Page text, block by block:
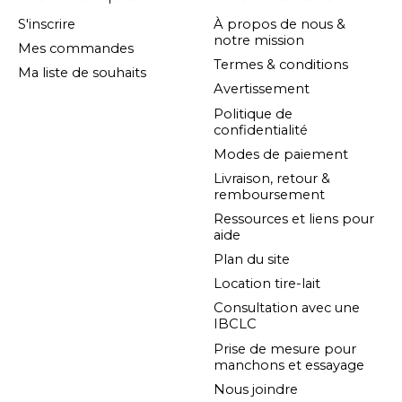
S'inscrire
Mes commandes
Ma liste de souhaits
À propos de nous &
notre mission
Termes & conditions
Avertissement
Politique de
confidentialité
Modes de paiement
Livraison, retour &
remboursement
Ressources et liens pour
aide
Plan du site
Location tire-lait
Consultation avec une
IBCLC
Prise de mesure pour
manchons et essayage
Nous joindre